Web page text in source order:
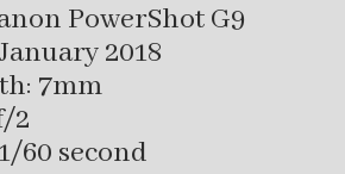
PowerShot G9
2018
7mm
2
60 second